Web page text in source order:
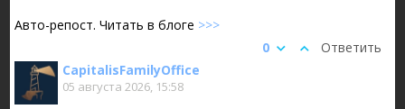
Авто-репост. Читать в блоге >>>
Ответить
0
CapitalisFamilyOffice
05 августа 2026, 15:58